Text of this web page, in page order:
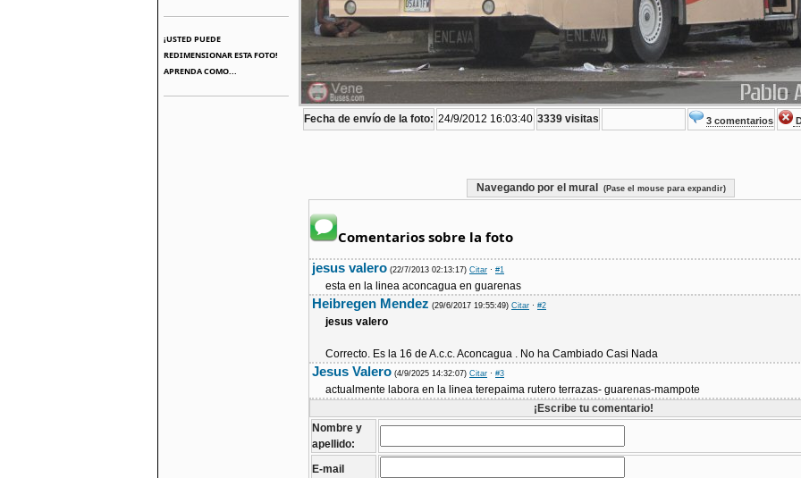
¡USTED PUEDE
REDIMENSIONAR ESTA FOTO!
APRENDA COMO...
Fecha de envío de la foto: 24/9/2012 16:03:40 3339 visitas 3 comentarios
Navegando por el mural (Pase el mouse para expandir)
Comentarios sobre la foto
jesus valero (22/7/2013 02:13:17) Citar · #1
esta en la linea aconcagua en guarenas
Heibregen Mendez (29/6/2017 19:55:49) Citar · #2
jesus valero
Correcto. Es la 16 de A.c.c. Aconcagua . No ha Cambiado Casi Nada
Jesus Valero (4/9/2025 14:32:07) Citar · #3
actualmente labora en la linea terepaima rutero terrazas- guarenas-mampote
¡Escribe tu comentario!
Nombre y
apellido:
E-mail